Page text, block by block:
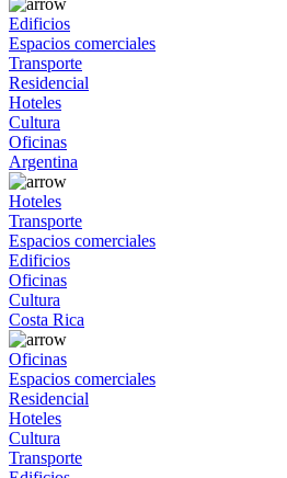
Edificios
Espacios comerciales
Transporte
Residencial
Hoteles
Cultura
Oficinas
Argentina
Hoteles
Transporte
Espacios comerciales
Edificios
Oficinas
Cultura
Costa Rica
Oficinas
Espacios comerciales
Residencial
Hoteles
Cultura
Transporte